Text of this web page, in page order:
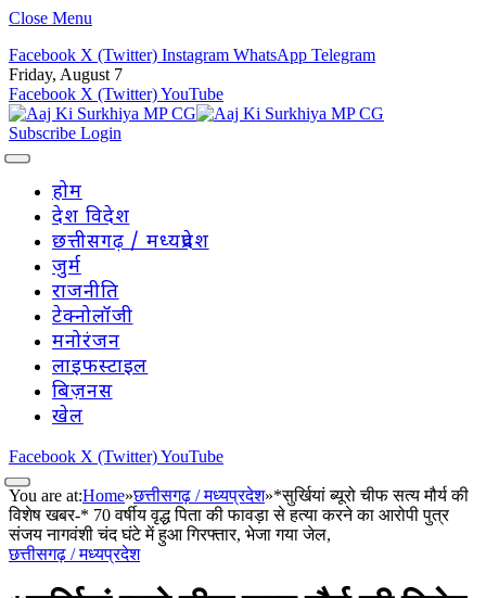
Close Menu
Facebook X (Twitter) Instagram WhatsApp Telegram
Friday, August 7
Facebook X (Twitter)YouTube
Subscribe Login
होम
देश विदेश
छत्तीसगढ़ / मध्यप्रदेश
जुर्म
राजनीति
टेक्नोलॉजी
मनोरंजन
लाइफस्टाइल
बिज़नस
खेल
Facebook X (Twitter)YouTube
You are at:Home»छत्तीसगढ़ / मध्यप्रदेश»*सुर्खियां ब्यूरो चीफ सत्य मौर्य की
विशेष खबर-* 70 वर्षीय वृद्ध पिता की फावड़ा से हत्या करने का आरोपी पुत्र
संजय नागवंशी चंद घंटे में हुआ गिरफ्तार, भेजा गया जेल,
छत्तीसगढ़ / मध्यप्रदेश